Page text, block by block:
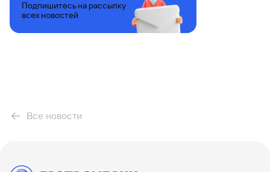
Все новости
Подпишитесь на рассылку
всех новостей